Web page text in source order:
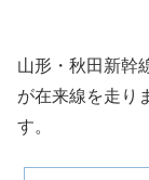
山形・秋田新幹
が在来線を走り
す。